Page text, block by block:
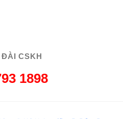
ĐÀI CSKH
1898